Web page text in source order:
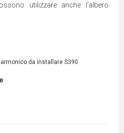
utilizzare anche l’albero
da installare S390